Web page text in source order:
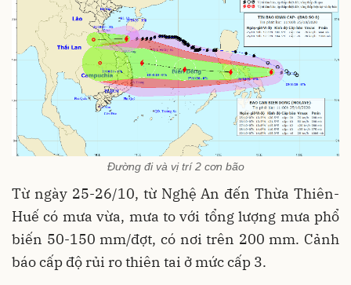
Đường đi và vị trí 2 cơn bão
Từ ngày 25-26/10, từ Nghệ An đến Thừa Thiên-
Huế có mưa vừa, mưa to với tổng lượng mưa phổ
biến 50-150 mm/đợt, có nơi trên 200 mm. Cảnh
báo cấp độ rủi ro thiên tai ở mức cấp 3.